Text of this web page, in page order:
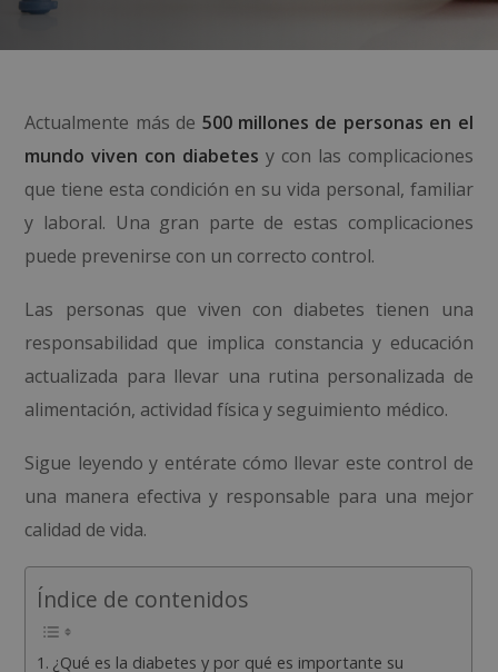
Actualmente más de 500 millones de personas en el
mundo viven con diabetes y con las complicaciones
que tiene esta condición en su vida personal, familiar
y laboral. Una gran parte de estas complicaciones
puede prevenirse con un correcto control.
Las personas que viven con diabetes tienen una
responsabilidad que implica constancia y educación
actualizada para llevar una rutina personalizada de
alimentación, actividad física y seguimiento médico.
Sigue leyendo y entérate cómo llevar este control de
una manera efectiva y responsable para una mejor
calidad de vida.
Índice de contenidos
¿Qué es la diabetes y por qué es importante su